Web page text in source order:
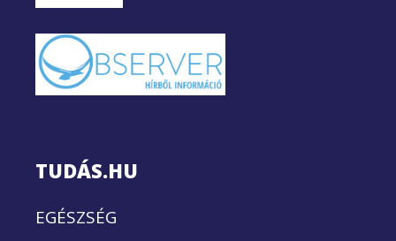
TUDÁS.HU
EGÉSZSÉG